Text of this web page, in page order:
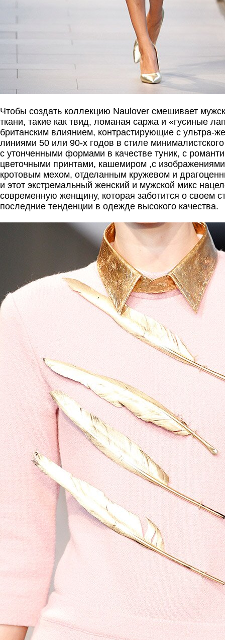
Чтобы создать коллекцию Naulover смешивает
ткани, такие как твид, ломаная саржа и «гусиные
британским влиянием, контрастирующие с ультра-
линиями 50 или 90-х годов в стиле
с утонченными формами в качестве туник, с
цветочными принтами, кашемиром ,с
кротовым мехом, отделанным кружевом и
и этот экстремальный женский и мужской микс
современную женщину, которая заботится о своем
последние тенденции в одежде высокого качества.